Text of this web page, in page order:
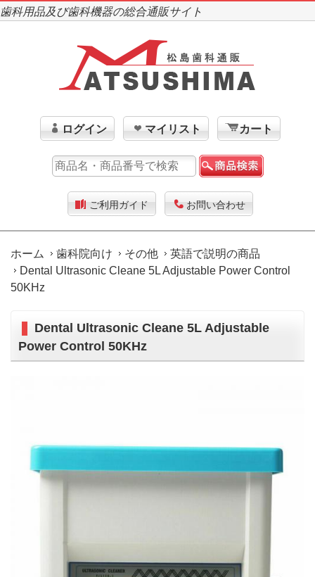
歯科用品及び歯科機器の総合通販サイト
ログイン マイリスト カート
ご利用ガイド お問い合わせ
ホーム 歯科院向け その他
英語で説明の商品
Dental Ultrasonic Cleane 5L Adjustable Power Control
50KHz
Dental Ultrasonic Cleane 5L Adjustable
Power Control 50KHz